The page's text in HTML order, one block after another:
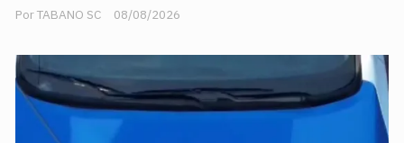
TABANO SC 08/08/2026